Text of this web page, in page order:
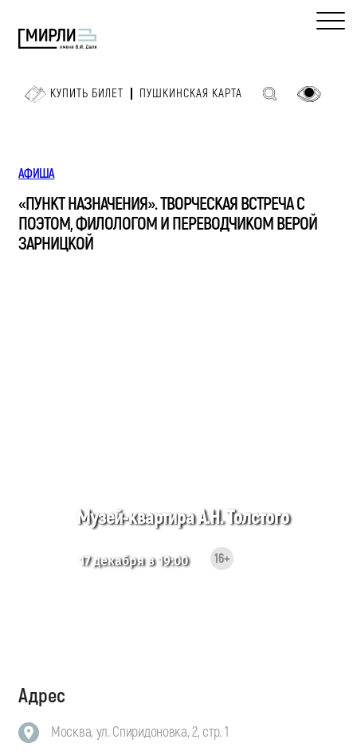
КУПИТЬ БИЛЕТ ПУШКИНСКАЯ КАРТА
АФИША
«ПУНКТ НАЗНАЧЕНИЯ». ТВОРЧЕСКАЯ ВСТРЕЧА С
ПОЭТОМ, ФИЛОЛОГОМ И ПЕРЕВОДЧИКОМ ВЕРОЙ
ЗАРНИЦКОЙ
Музей-квартира А.Н. Толстого
17 декабря в 19:00 16+
Адрес
Москва, ул. Спиридоновка, 2, стр. 1